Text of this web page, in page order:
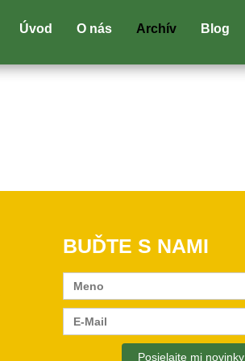
Úvod O nás Archív Blog
BUĎTE S NAMI